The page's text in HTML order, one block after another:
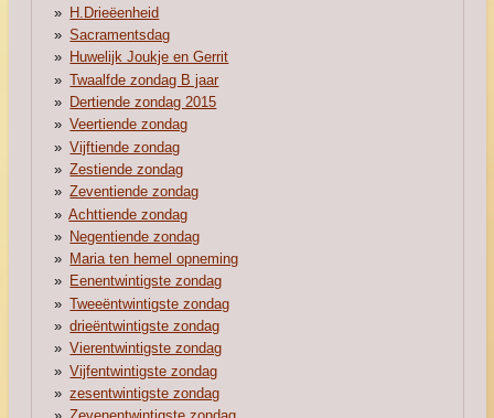
H.Drieëenheid
Sacramentsdag
Huwelijk Joukje en Gerrit
Twaalfde zondag B jaar
Dertiende zondag 2015
Veertiende zondag
Vijftiende zondag
Zestiende zondag
Zeventiende zondag
Achttiende zondag
Negentiende zondag
Maria ten hemel opneming
Eenentwintigste zondag
Tweeëntwintigste zondag
drieëntwintigste zondag
Vierentwintigste zondag
Vijfentwintigste zondag
zesentwintigste zondag